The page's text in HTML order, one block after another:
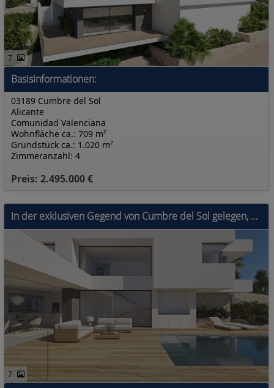
7
Basisinformationen:
03189 Cumbre del Sol
Alicante
Comunidad Valenciana
Preis: 2.495.000 €
Wohnfläche ca.: 709 m²
Grundstück ca.: 1.020 m²
Zimmeranzahl: 4
In der exklusiven Gegend von Cumbre del Sol gelegen, bietet diese Villa ein einzigartiges Wohnerlebnis mit Meerblick. Die Immobilie befindet sich nur
7